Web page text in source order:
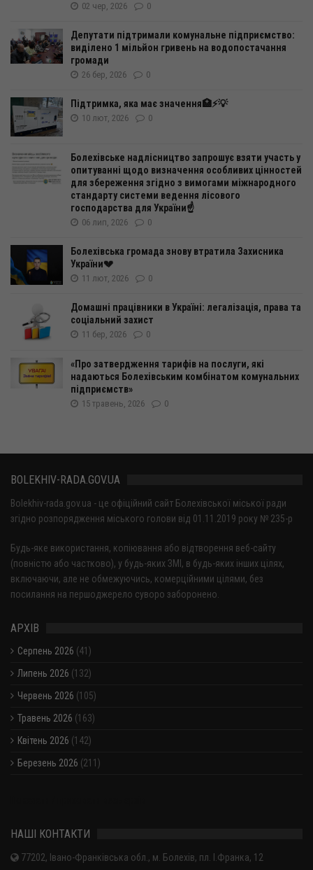
02 чер, 2026 0
Депутати підтримали комунальне підприємство:
виділено 1 мільйон гривень на водопостачання
громади
26 бер, 2026 0
Підтримка, яка має значення🏥⚡️💡
10 лют, 2026 0
Болехівське надлісництво запрошує взяти участь у
опитуванні щодо визначення особливих цінностей
для збереження згідно з вимогами міжнародного
стандарту системи ведення лісового
господарства для України☝️
06 лип, 2026 0
Болехівська громада знову втратила Захисника
України💔
11 лют, 2026 0
Домашні працівники в Україні: легалізація, права та
соціальний захист
11 бер, 2026 0
«Про затвердження тарифів на послуги, які
надаються Болехівським комбінатом комунальних
підприємств»
15 травень, 2026 0
BOLEKHIV-RADA.GOV.UA
Bolekhiv-rada.gov.ua - це офіційний сайт Болехівської міської ради
згідно розпорядження міського голови від 01.11.2019 року № 235-р
Будь-яке використання, копіювання або відтворення веб-сайту
(повністю або частково), у будь-яких ЗМІ, в будь-яких інших цілях,
включаючи, але не обмежуючись, комерційними цілями, без
посилання на першоджерело суворо заборонено.
АРХІВ
Серпень 2026 (41)
Липень 2026 (132)
Червень 2026 (105)
Травень 2026 (163)
Квітень 2026 (142)
Березень 2026 (211)
НАШІ КОНТАКТИ
77202, Івано-Франківська обл., м. Болехів, пл. І.Франка, 12